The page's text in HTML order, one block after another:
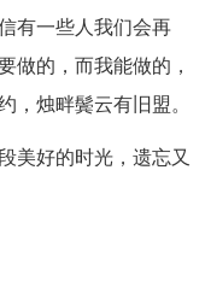
有一些人我们会再
做的，而我能做的，
，烛畔鬓云有旧盟。
好的时光，遗忘又